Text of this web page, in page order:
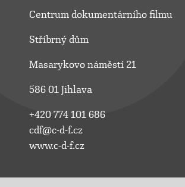
Centrum dokumentárního filmu
Stříbrný dům
Masarykovo náměstí 21
586 01 Jihlava
+420 774 101 686
cdf@c-d-f.cz
www.c-d-f.cz